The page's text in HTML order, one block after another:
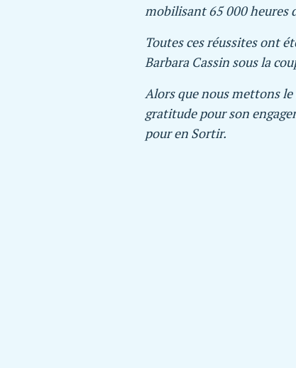
mobilisant 65 000 heures
Toutes ces réussites ont
Barbara Cassin sous la
Alors que nous mettons
gratitude pour son
pour en Sortir.